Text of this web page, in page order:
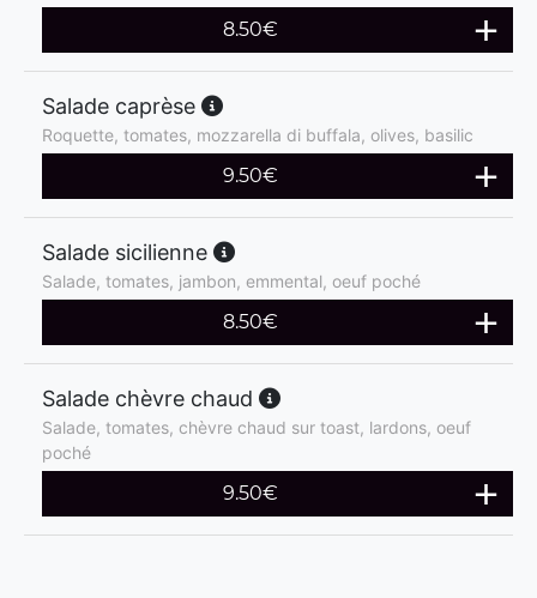
8.50€
Salade caprèse
Roquette, tomates, mozzarella di buffala, olives, basilic
9.50€
Salade sicilienne
Salade, tomates, jambon, emmental, oeuf poché
8.50€
Salade chèvre chaud
Salade, tomates, chèvre chaud sur toast, lardons, oeuf
poché
9.50€